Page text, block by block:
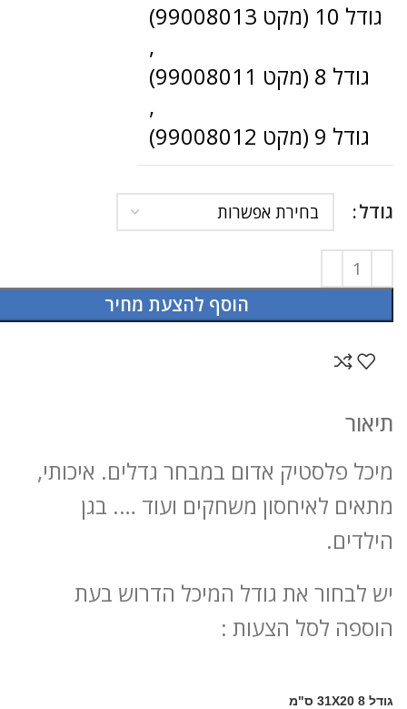
גודל 10 (מקט 99008013)
,
גודל 8 (מקט 99008011)
,
גודל 9 (מקט 99008012)
גודל
הוסף להצעת מחיר
תיאור
מיכל פלסטיק אדום במבחר גדלים. איכותי,
מתאים לאיחסון משחקים ועוד …. בגן
הילדים.
יש לבחור את גודל המיכל הדרוש בעת
הוספה לסל הצעות :
גודל 8 31X20 ס"מ